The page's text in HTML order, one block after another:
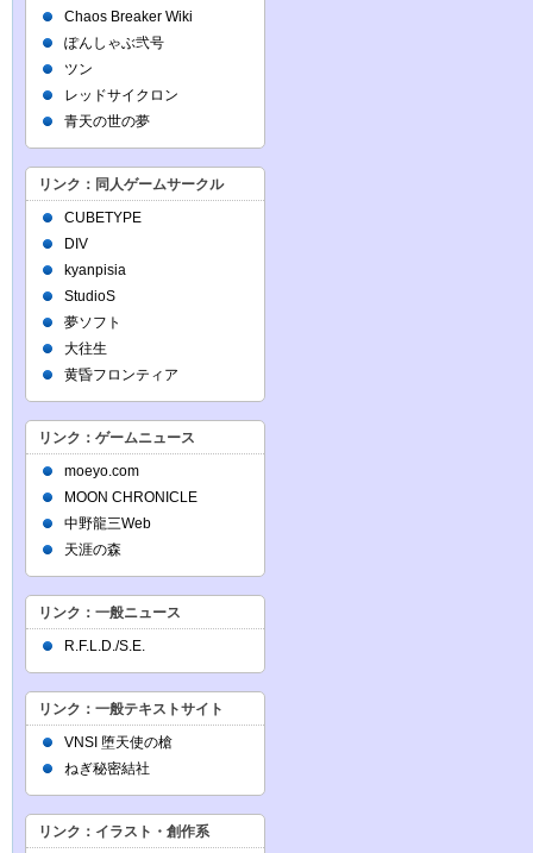
Chaos Breaker Wiki
ぽんしゃぶ弐号
ツン
レッドサイクロン
青天の世の夢
リンク：同人ゲームサークル
CUBETYPE
DIV
kyanpisia
StudioS
夢ソフト
大往生
黄昏フロンティア
リンク：ゲームニュース
moeyo.com
MOON CHRONICLE
中野龍三Web
天涯の森
リンク：一般ニュース
R.F.L.D./S.E.
リンク：一般テキストサイト
VNSI 堕天使の槍
ねぎ秘密結社
リンク：イラスト・創作系